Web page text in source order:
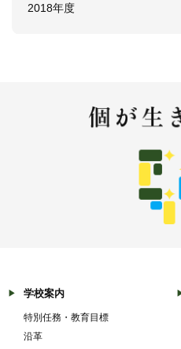
2018年度
学校案内
特別任務・教育目標
沿革